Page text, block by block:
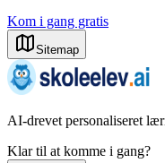
Kom i gang gratis
Sitemap
AI-drevet personaliseret
Klar til at komme i gang?